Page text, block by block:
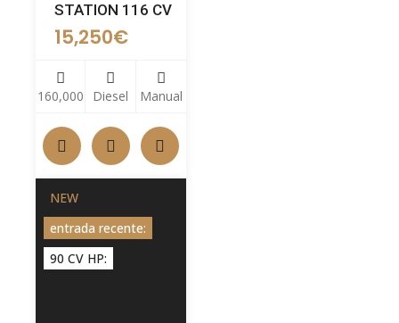
STATION 116 CV
15,250€
160,000 Diesel Manual
NEW
entrada recente:
90 CV HP: